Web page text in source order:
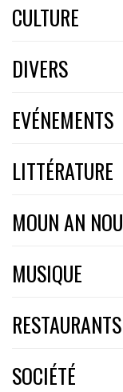
CULTURE
DIVERS
EVÉNEMENTS
LITTÉRATURE
MOUN AN NOU
MUSIQUE
RESTAURANTS
SOCIÉTÉ